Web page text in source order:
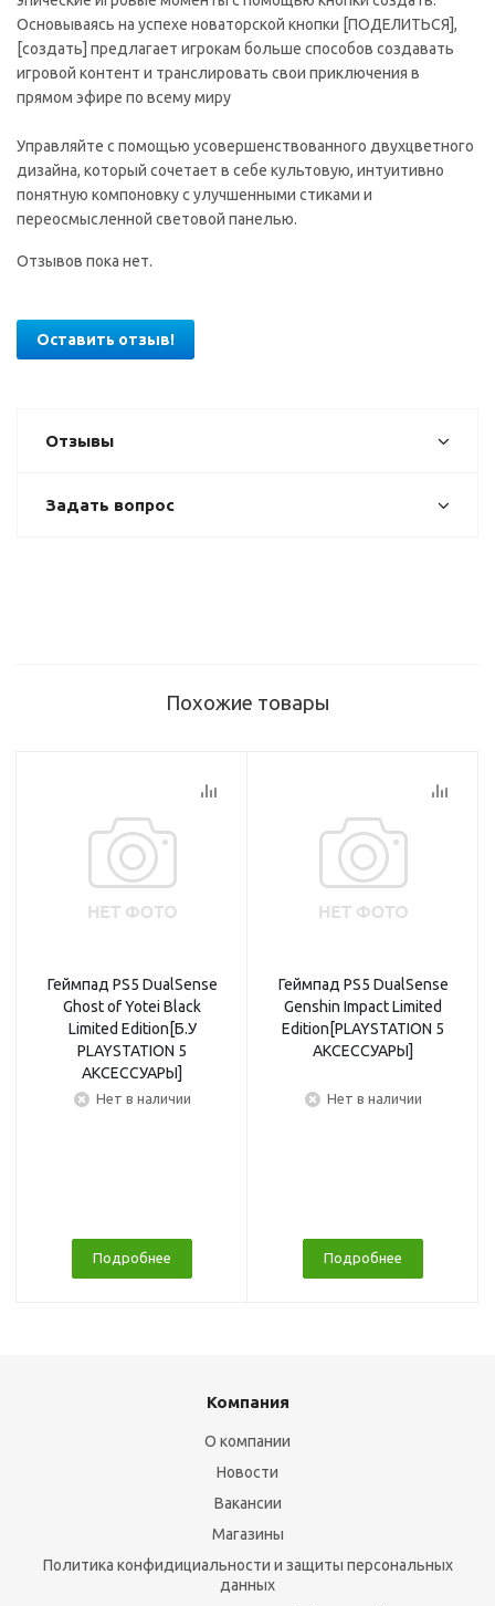
Основываясь на успехе новаторской кнопки [ПОДЕЛИТЬСЯ],
[создать] предлагает игрокам больше способов создавать
игровой контент и транслировать свои приключения в
прямом эфире по всему миру
Управляйте с помощью усовершенствованного двухцветного
дизайна, который сочетает в себе культовую, интуитивно
понятную компоновку с улучшенными стиками и
переосмысленной световой панелью.
Отзывов пока нет.
Оставить отзыв!
Отзывы
Задать вопрос
Похожие товары
Геймпад PS5 DualSense
Ghost of Yotei Black
Limited Edition[Б.У
PLAYSTATION 5
АКСЕССУАРЫ]
Нет в наличии
Подробнее
Геймпад PS5 DualSense
Genshin Impact Limited
Edition[PLAYSTATION 5
АКСЕССУАРЫ]
Нет в наличии
Подробнее
Компания
О компании
Новости
Вакансии
Магазины
Политика конфидициальности и защиты персональных
данных